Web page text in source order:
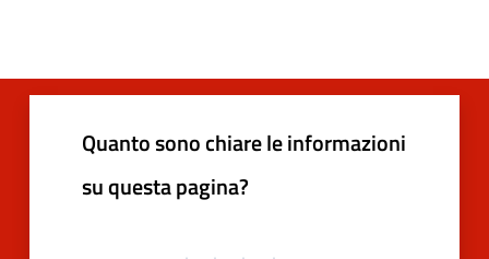
Quanto sono chiare le informazioni
su questa pagina?